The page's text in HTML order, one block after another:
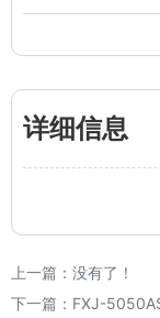
详细信息
上一篇：没有了！
下一篇： FXJ-